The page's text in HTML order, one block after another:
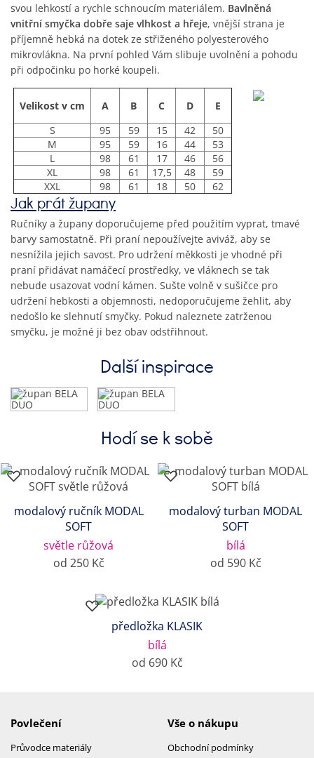
svou lehkostí a rychle schnoucím materiálem. Bavlněná
vnitřní smyčka dobře saje vlhkost a hřeje, vnější strana je
příjemně hebká na dotek ze střiženého polyesterového
mikrovlákna. Na první pohled Vám slibuje uvolnění a pohodu
při odpočinku po horké koupeli.
Velikost v cm A B C D
E
S
95 59 15 42
50
M
95 59 16 44
53
L
98 61 17 46
56
XL
98 61 17,5 48
59
XXL
98 61 18 50 62
Jak prát župany
Ručníky a župany doporučujeme před použitím vyprat, tmavé
barvy samostatně. Při praní nepoužívejte aviváž, aby se
nesnížila jejich savost. Pro udržení měkkosti je vhodné při
praní přidávat namáčecí prostředky, ve vláknech se tak
nebude usazovat vodní kámen. Sušte volně v sušičce pro
udržení hebkosti a objemnosti, nedoporučujeme žehlit, aby
nedošlo ke slehnutí smyčky. Pokud naleznete zatrženou
smyčku, je možné ji bez obav odstřihnout.
Další inspirace
Hodí se k sobě
modalový ručník MODAL
SOFT
světle růžová
od 250 Kč
modalový turban MODAL
SOFT
bílá
od 590 Kč
předložka KLASIK
bílá
od 690 Kč
Povlečení
Průvodce materiály
Vše o nákupu
Obchodní podmínky